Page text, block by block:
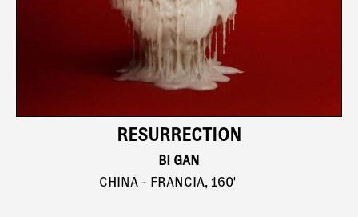
RESURRECTION
BI GAN
CHINA - FRANCIA, 160'